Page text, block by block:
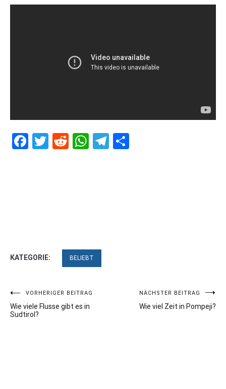
Facebook
Twitter
RedditWhatsApp
Telegram
KATEGORIE: BELIEBT
Beitragsnavigation
VORHERIGER BEITRAG
Wie viele Flusse gibt es in
Sudtirol?
NÄCHSTER BEITRAG
Wie viel Zeit in Pompeji?